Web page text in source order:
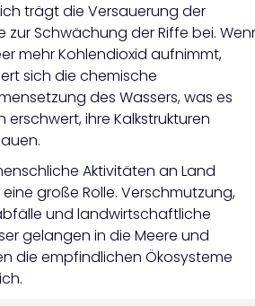
trägt die Versauerung der
zur Schwächung der Riffe bei.
mehr Kohlendioxid aufnimmt,
sich die chemische
des Wassers, was es
erschwert, ihre Kalkstrukturen
Aktivitäten an Land
große Rolle. Verschmutzung,
und landwirtschaftliche
gelangen in die Meere und
die empfindlichen Ökosysteme